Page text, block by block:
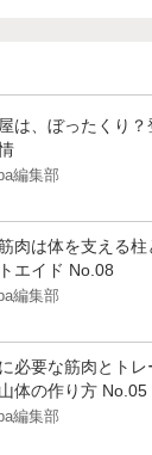
は、ぼったくり
編集部
肉は体を支える
エイド No.08
編集部
必要な筋肉とトレ
山体の作り方 No.05
編集部